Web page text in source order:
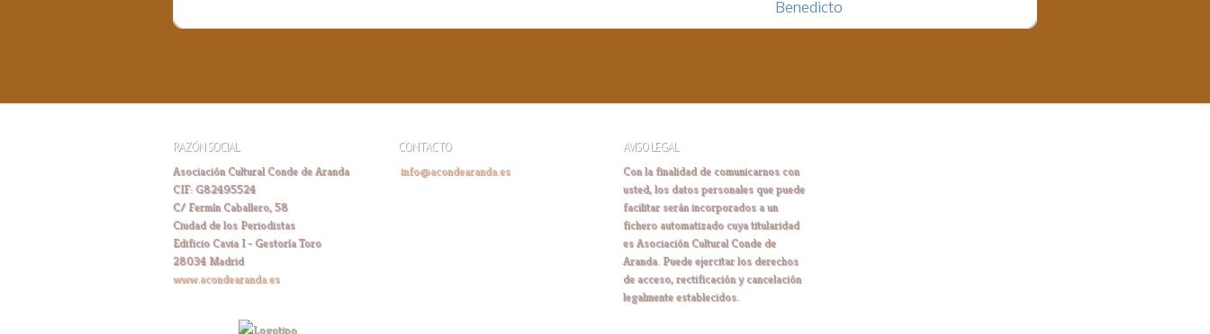
Benedicto
RAZÓN SOCIAL
Asociación Cultural Conde de Aranda
CIF: G82495524
C/ Fermín Caballero, 58
Ciudad de los Periodistas
Edificio Cavia I - Gestoría Toro
28034 Madrid
www.acondearanda.es
CONTACTO
info@acondearanda.es
AVISO LEGAL
Con la finalidad de comunicarnos con
usted, los datos personales que puede
facilitar serán incorporados a un
fichero automatizado cuya titularidad
es Asociación Cultural Conde de
Aranda. Puede ejercitar los derechos
de acceso, rectificación y cancelación
legalmente establecidos.